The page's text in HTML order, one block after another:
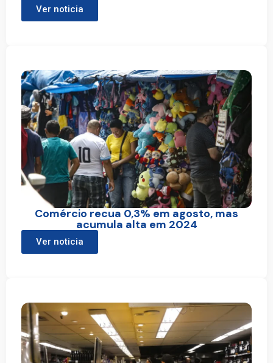
Ver noticia
Comércio recua 0,3% em agosto, mas
acumula alta em 2024
Ver noticia